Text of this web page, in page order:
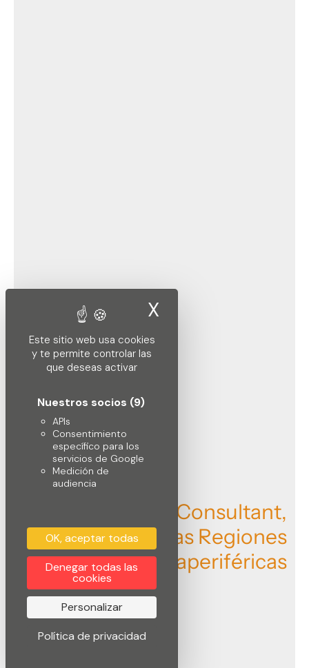
Este sitio web usa cookies
y te permite controlar las
que deseas activar
Nuestros socios (9)
APIs
Consentimiento
específico para los
servicios de Google
Medición de
audiencia
OK, aceptar todas
Denegar todas las
cookies
Personalizar
Política de privacidad
X
Consultant,
n as Regiones
Ul aperiféricas